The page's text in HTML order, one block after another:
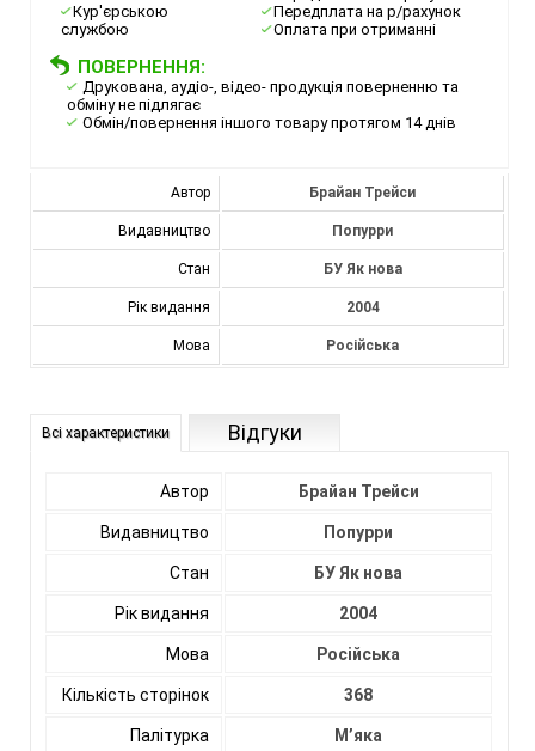
Кур'єрською
службою
Передплата на р/рахунок
Оплата при отриманні
ПОВЕРНЕННЯ:
Друкована, аудіо-, відео- продукція поверненню та
обміну не підлягає
Обмін/повернення іншого товару протягом 14 днів
Автор Брайан Трейси
Видавництво Попурри
Стан БУ Як нова
Рік видання 2004
Мова Російська
Всі характеристики Відгуки
Автор Брайан Трейси
Видавництво Попурри
Стан БУ Як нова
Рік видання 2004
Мова Російська
Кількість сторінок 368
Палітурка М’яка